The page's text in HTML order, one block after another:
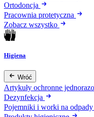
Ortodoncja
Pracownia protetyczna
Zobacz wszystko
Higiena
Wróć
Artykuły ochronne
Dezynfekcja
Pojemniki i worki na odpady